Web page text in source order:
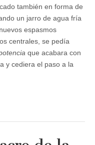
también en forma de
un jarro de agua fría
espasmos
centrales, se pedía
que acabara con
y cediera el paso a la